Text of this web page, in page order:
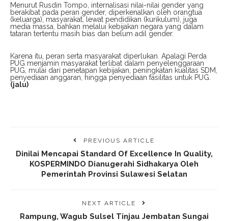
Menurut Rusdin Tompo, internalisasi nilai-nilai gender yang
berakibat pada peran gender, diperkenalkan oleh orangtua
(keluarga), masyarakat, lewat pendidikan (kurikulum), juga
media massa, bahkan melalui kebijakan negara yang dalam
tataran tertentu masih bias dan belum adil gender.
Karena itu, peran serta masyarakat diperlukan. Apalagi Perda
PUG menjamin masyarakat terlibat dalam penyelenggaraan
PUG, mulai dari penetapan kebijakan, peningkatan kualitas SDM,
penyediaan anggaran, hingga penyediaan fasilitas untuk PUG.
(jalu)
PREVIOUS ARTICLE
Dinilai Mencapai Standard Of Excellence In Quality,
KOSPERMINDO Dianugerahi Sidhakarya Oleh
Pemerintah Provinsi Sulawesi Selatan
NEXT ARTICLE
Rampung, Wagub Sulsel Tinjau Jembatan Sungai